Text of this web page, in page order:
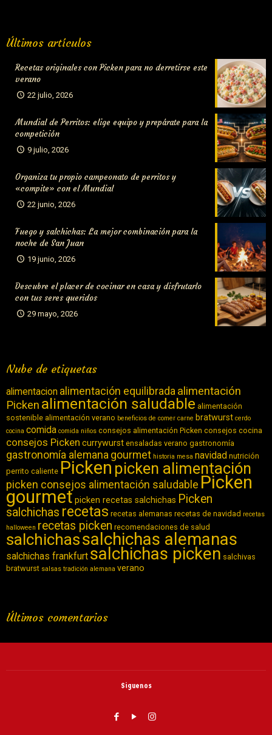
Últimos artículos
Recetas originales con Picken para no derretirse este
verano
22 julio, 2026
Mundial de Perritos: elige equipo y prepárate para la
competición
9 julio, 2026
Organiza tu propio campeonato de perritos y
«compite» con el Mundial
22 junio, 2026
Fuego y salchichas: La mejor combinación para la
noche de San Juan
19 junio, 2026
Descubre el placer de cocinar en casa y disfrutarlo
con tus seres queridos
29 mayo, 2026
Nube de etiquetas
alimentacion alimentación equilibrada alimentación
Picken alimentación saludable alimentación
sostenible alimentación verano beneficios de comer carne bratwurst cerdo
cocina comida comida niños consejos alimentación Picken consejos cocina
consejos Picken currywurst ensaladas verano gastronomía
gastronomía alemana gourmet historia mesa navidad nutrición
perrito caliente Pickenpicken alimentación
picken consejos alimentación saludable Picken
gourmetpicken recetas salchichas Picken
salchichas recetas recetas alemanas recetas de navidad recetas
halloween recetas picken recomendaciones de salud
salchichassalchichas alemanas
salchichas frankfurt salchichas picken salchivas
bratwurst salsas tradición alemana verano
Últimos comentarios
Siguenos